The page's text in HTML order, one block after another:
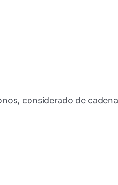
considerado de cadena